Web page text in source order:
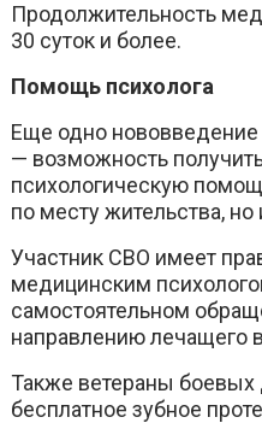
Продолжительность
30 суток и более.
Помощь психолога
Еще одно нововведение
— возможность
психологическую
по месту жительства,
Участник СВО имеет
медицинским
самостоятельном
направлению лечащего
Также ветераны
бесплатное зубное